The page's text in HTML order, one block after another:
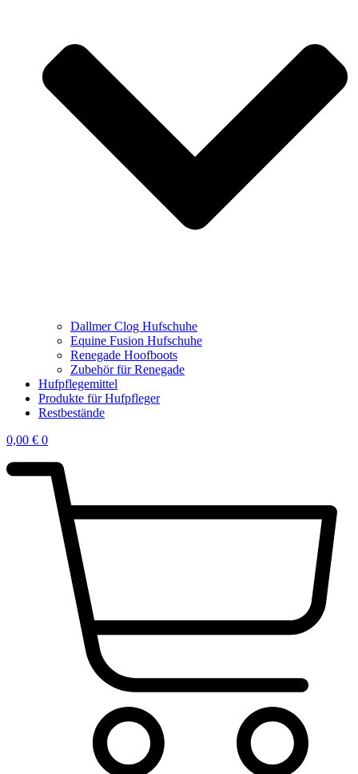
Dallmer Clog Hufschuhe
Equine Fusion Hufschuhe
Renegade Hoofboots
Zubehör für Renegade
Hufpflegemittel
Produkte für Hufpfleger
Restbestände
0,00 € 0